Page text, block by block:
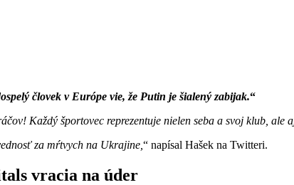
človek v Európe vie, že Putin je šialený zabijak.
Každý športovec reprezentuje nielen seba a svoj klub, ale
za mŕtvych na Ukrajine,
napísal Hašek na Twitteri.
vracia na úder